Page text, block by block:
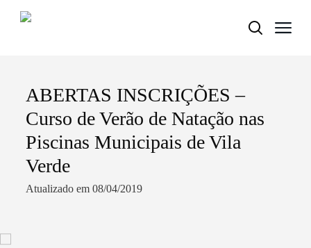
Termo de Pesquisa
Categorias gerais
ABERTAS INSCRIÇÕES –
Curso de Verão de Natação nas
Piscinas Municipais de Vila
Verde
Atualizado em 08/04/2019